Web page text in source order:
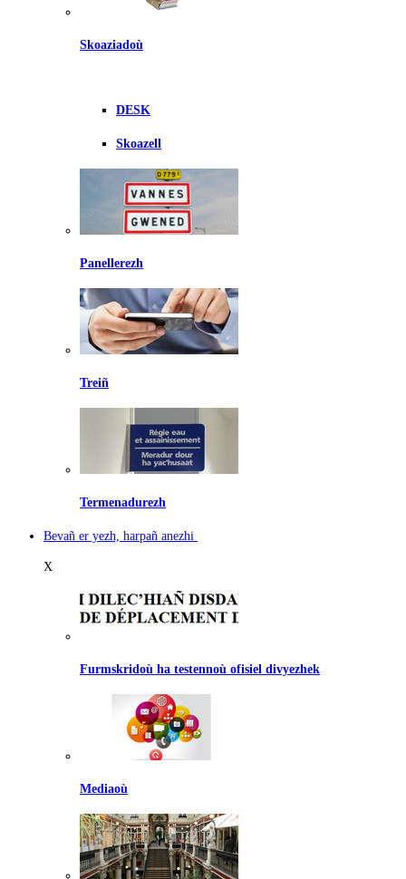
Skoaziadoù
DESK
Skoazell
Panellerezh
Treiñ
Termenadurezh
Bevañ er yezh, harpañ anezhi
X
Furmskridoù ha testennoù ofisiel divyezhek
Mediaoù